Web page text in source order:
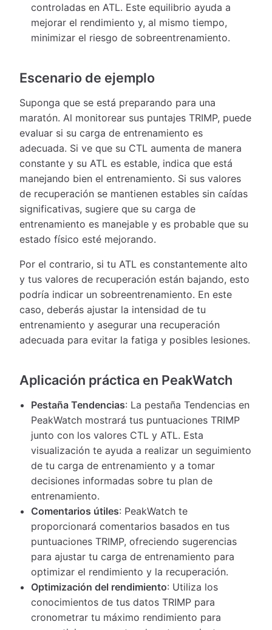
controladas en ATL. Este equilibrio ayuda a
mejorar el rendimiento y, al mismo tiempo,
minimizar el riesgo de sobreentrenamiento.
Escenario de ejemplo
Suponga que se está preparando para una
maratón. Al monitorear sus puntajes TRIMP, puede
evaluar si su carga de entrenamiento es
adecuada. Si ve que su CTL aumenta de manera
constante y su ATL es estable, indica que está
manejando bien el entrenamiento. Si sus valores
de recuperación se mantienen estables sin caídas
significativas, sugiere que su carga de
entrenamiento es manejable y es probable que su
estado físico esté mejorando.
Por el contrario, si tu ATL es constantemente alto
y tus valores de recuperación están bajando, esto
podría indicar un sobreentrenamiento. En este
caso, deberás ajustar la intensidad de tu
entrenamiento y asegurar una recuperación
adecuada para evitar la fatiga y posibles lesiones.
Aplicación práctica en PeakWatch
Pestaña Tendencias: La pestaña Tendencias en
PeakWatch mostrará tus puntuaciones TRIMP
junto con los valores CTL y ATL. Esta
visualización te ayuda a realizar un seguimiento
de tu carga de entrenamiento y a tomar
decisiones informadas sobre tu plan de
entrenamiento.
Comentarios útiles: PeakWatch te
proporcionará comentarios basados ​​en tus
puntuaciones TRIMP, ofreciendo sugerencias
para ajustar tu carga de entrenamiento para
optimizar el rendimiento y la recuperación.
Optimización del rendimiento: Utiliza los
conocimientos de tus datos TRIMP para
cronometrar tu máximo rendimiento para